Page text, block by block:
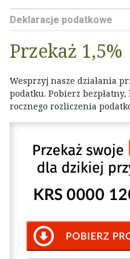
Deklaracje podatkowe
Przekaż 1,5%
Wesprzyj nasze działania
podatku. Pobierz
rocznego rozliczenia